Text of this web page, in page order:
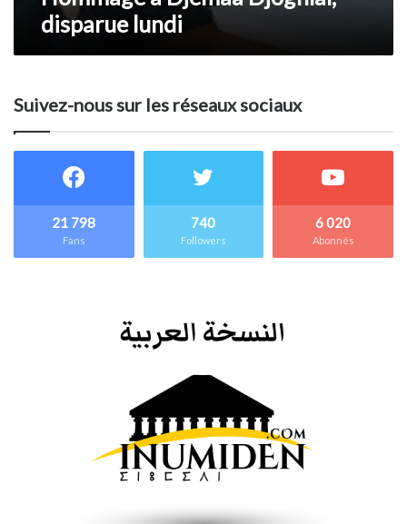
disparue lundi
Suivez-nous sur les réseaux sociaux
21 798
Fans
740
Followers
6 020
Abonnés